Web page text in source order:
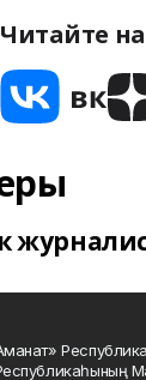
Читайте